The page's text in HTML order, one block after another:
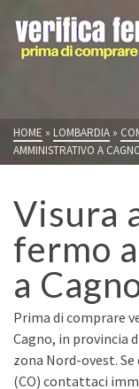
HOME » LOMBARDIA »
AMMINISTRATIVO A
Visura
fermo
a
Prima di comprare
Cagno, in provincia
zona Nord-ovest.
(CO) contattaci